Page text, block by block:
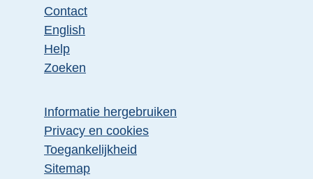
Contact
English
Help
Zoeken
Informatie hergebruiken
Privacy en cookies
Toegankelijkheid
Sitemap